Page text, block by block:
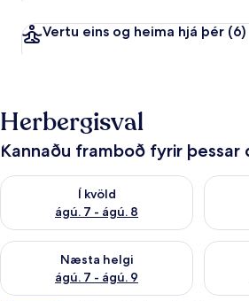
Vertu eins og heima hjá þér (6)
Herbergisval
Kannaðu framboð fyrir þessar
Í kvöld
ágú. 7 - ágú. 8
Athuga framboð í kvöld ágú. 7 - ágú. 8
Næsta helgi
ágú. 7 - ágú. 9
Athuga framboð næstu helgi ágú. 7 -